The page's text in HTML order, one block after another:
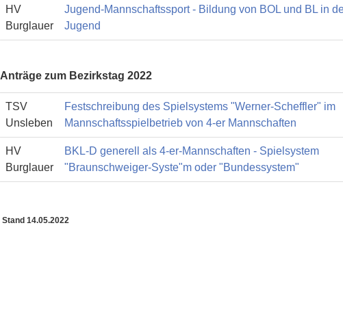
HV
Burglauer
Jugend-Mannschaftssport - Bildung von BOL und BL in
Jugend
Anträge zum Bezirkstag 2022
TSV
Unsleben
Festschreibung des Spielsystems "Werner-Scheffler" im
Mannschaftsspielbetrieb von 4-er Mannschaften
HV
Burglauer
BKL-D generell als 4-er-Mannschaften - Spielsystem
"Braunschweiger-Syste"m oder "Bundessystem"
Stand 14.05.2022